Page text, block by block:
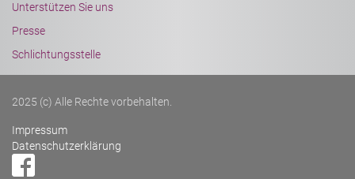
Unterstützen Sie uns
Presse
Schlichtungsstelle
2025 (c) Alle Rechte vorbehalten.
Impressum
Datenschutzerklärung